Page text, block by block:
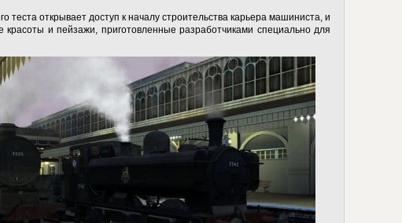
теста открывает доступ к началу строительства карьера машиниста, и
красоты и пейзажи, приготовленные разработчиками специально для